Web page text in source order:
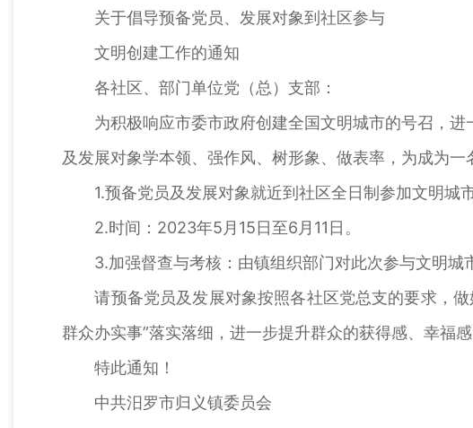
关于倡导预备党员、发展对象到社区参与
文明创建工作的通知
各社区、部门单位党（总）支部：
为积极响应市委市政府创建全国文明城市的号召，进
及发展对象学本领、强作风、树形象、做表率，为成为
1.预备党员及发展对象就近到社区全日制参加文明城
2.时间：2023年5月15日至6月11日。
3.加强督查与考核：由镇组织部门对此次参与文明城
请预备党员及发展对象按照各社区党总支的要求，做
群众办实事”落实落细，进一步提升群众的获得感、幸福
特此通知！
中共汨罗市归义镇委员会